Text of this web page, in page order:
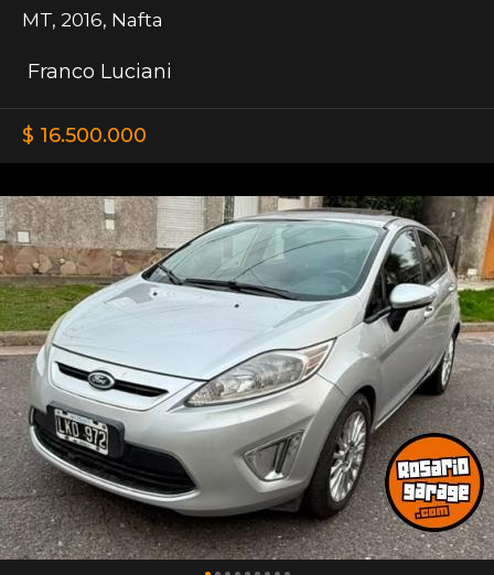
MT, 2016, Nafta
Franco Luciani
$ 16.500.000